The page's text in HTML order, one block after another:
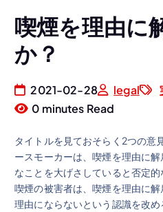
喫煙を理由に
か？
2021-02-28 legal
0 minutes Read
タイトルを見ておそらく2つの意
ースモーカーは、喫煙を理由に
なことを大げさしていると否定
喫煙の被害者は、喫煙を理由に
理由にならないという認識を改